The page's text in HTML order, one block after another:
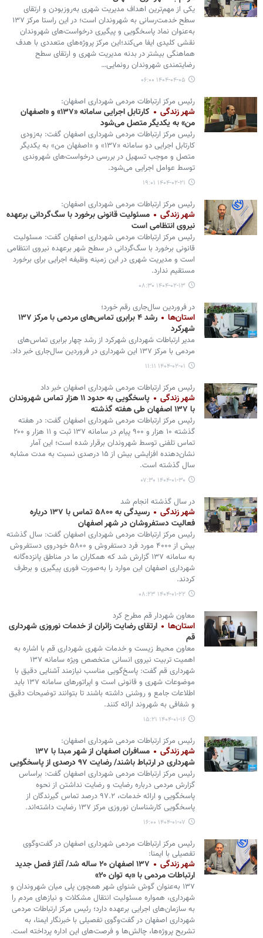
یکی از مهم‌ترین اهداف مدیریت شهری به‌روزبودن و ارتقای
سطح خدمت‌رسانی به شهروندان است؛ در این راستا مرکز ۱۳۷
به‌عنوان نماد پاسخگویی و پیگیری درخواست‌های شهروندان
نقشی کلیدی ایفا می‌کند؛این مرکز پروژه‌های متعددی با هدف
هماهنگی بیشتر در بدنه مدیریت شهری و ارتقای سطح
رضایتمندی شهروندان رونمایی…
۱۴۰۴-۰۴-۰۵ ۰۶:۰۰
رئیس مرکز ارتباطات مردمی شهرداری اصفهان:
شهر زندگی
کارتابل اجرایی سامانه «۱۳۷» و «اصفهان
من» به یکدیگر متصل می‌شود
رئیس مرکز ارتباطات مردمی شهرداری اصفهان گفت: به‌زودی
کارتابل اجرایی دو سامانه «۱۳۷» و «اصفهان من» به یکدیگر
متصل و موجب تسهیل در بررسی درخواست‌های شهروندی
توسط عوامل اجرایی می‌شود.
۱۴۰۴-۰۲-۲۱ ۱۹:۰۱
رئیس مرکز ارتباطات مردمی شهرداری اصفهان:
شهر زندگی
مسئولیت قانونی برخورد با سگ‌گردانی برعهده
نیروی انتظامی است
رئیس مرکز ارتباطات مردمی شهرداری اصفهان گفت: مسئولیت
قانونی برخورد با سگ‌گردانی در سطح شهر برعهده نیروی انتظامی
است و مدیریت شهری در این زمینه وظیفه‌ اجرایی برای برخورد
مستقیم ندارد.
۱۴۰۴-۰۲-۱۳ ۰۸:۳۰
در فروردین سال‌جاری رقم خورد؛
استان‌ها
رشد ۴ برابری تماس‌های مردمی با مرکز ۱۳۷
شهرکرد
مدیر ارتباطات شهرداری شهرکرد از رشد چهار برابری تماس‌های
مردمی با مرکز ۱۳۷ این شهرداری در فروردین‌ سال‌جاری خبر داد.
۱۴۰۴-۰۲-۰۱ ۱۱:۱۱
رئیس مرکز ارتباطات مردمی شهرداری اصفهان خبر داد
شهر زندگی
پاسخگویی به حدود ۱۱ هزار تماس شهروندان
با ۱۳۷ اصفهان طی هفته گذشته
رئیس مرکز ارتباطات مردمی شهرداری اصفهان گفت: در هفته‌
گذشته ۱۰ هزار و ۹۰۰ پیام در سامانه ۱۳۷ ثبت و ۱۱ هزار و ۲۰۰
تماس تلفنی توسط شهروندان برقرار شده است؛ این آمار
نشان‌دهنده افزایشی بیش از ۱۵ درصدی نسبت به مدت مشابه
سال گذشته است.
۱۴۰۴-۰۱-۳۰ ۰۷:۳۰
در سال گذشته انجام شد
شهر زندگی
رسیدگی به ۵۸۰۰ تماس با ۱۳۷ درباره
فعالیت دستفروشان در شهر اصفهان
رئیس مرکز ارتباطات مردمی شهرداری اصفهان گفت: سال گذشته
بیش از ۴۰۰۰ مورد فرد دستفروش و ۵۸۰۰ خودروی دستفروش
به سامانه ۱۳۷ گزارش شد که همکاران ما در مناطق پانزده‌گانه
شهرداری اصفهان این موارد را به‌صورت فوری پیگیری و برطرف
کردند.
۱۴۰۴-۰۱-۲۲ ۰۸:۲۳
معاون شهردار قم مطرح کرد
استان‌ها
ارتقای رضایت زائران از خدمات نوروزی شهرداری
قم
معاون محیط زیست و خدمات شهری شهرداری قم با اشاره به
اهمیت تربیت نیروی انسانی متخصص ویژه سامانه ۱۳۷
شهرداری قم گفت: پاسخ‌گویی مناسب نیازمند آشنایی دقیق با
موضوعات شهری و قانونی است و اپراتورهای سامانه ۱۳۷ باید
اطلاعات جامع و روشنی داشته باشند تا بتوانند توضیحات دقیق
و شفافی به شهروند ارائه کنند.
۱۴۰۴-۰۱-۱۶ ۱۵:۲۱
رئیس مرکز ارتباطات مردمی شهرداری اصفهان:
شهر زندگی
مسافران اصفهان از شهر مبدا با ۱۳۷
شهرداری در ارتباط باشند/ رضایت ۹۷ درصدی از پاسخگویی
رئیس مرکز ارتباطات مردمی شهرداری اصفهان گفت: براساس
گزارش مردمی درباره رضایت و رضایت نداشتن از نحوه
پاسخگویی و ارائه خدمات، ۹۷.۲ درصد تماس گیرندگان از
پاسخگویی کارشناسان نوروزی مرکز ۱۳۷ رضایت داشته‌اند.
۱۴۰۴-۰۱-۰۷ ۱۶:۰۰
رئیس مرکز ارتباطات مردمی شهرداری اصفهان در گفت‌وگوی
تفصیلی با ایمنا:
شهر زندگی
۱۳۷ اصفهان ۲۰ ساله شد/ آغاز فصل جدید
ارتباطات مردمی با «به توان ۲۰»
۱۳۷ به‌عنوان گوش شنوای شهر همچون پلی میان شهروندان و
شهرداری، همواره مسئولیت انتقال مشکلات و نیازهای مردم را
به سازمان‌های اجرایی برعهده دارد؛ رئیس مرکز ارتباطات مردمی
شهرداری اصفهان در گفت‌وگوی تفصیلی با خبرنگار ایمنا، به
تشریح پروژه‌ها، چالش‌ها و فرصت‌های این اداره پرداخته است.